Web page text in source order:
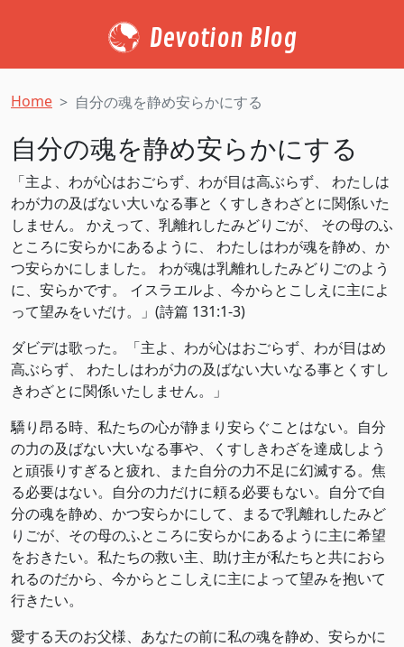
Devotion Blog
Home 自分の魂を静め安らかにする
自分の魂を静め安らかにする
「主よ、わが心はおごらず、わが目は高ぶらず、 わたしは
わが力の及ばない大いなる事と くすしきわざとに関係いた
しません。 かえって、乳離れしたみどりごが、 その母のふ
ところに安らかにあるように、 わたしはわが魂を静め、か
つ安らかにしました。 わが魂は乳離れしたみどりごのよう
に、安らかです。 イスラエルよ、今からとこしえに主によ
って望みをいだけ。」(‭‭詩篇‬ ‭131:1-3‬)
ダビデは歌った。「主よ、わが心はおごらず、わが目はめ
高ぶらず、 わたしはわが力の及ばない大いなる事とくすし
きわざとに関係いたしません。」
驕り昂る時、私たちの心が静まり安らぐことはない。自分
の力の及ばない大いなる事や、くすしきわざを達成しよう
と頑張りすぎると疲れ、また自分の力不足に幻滅する。焦
る必要はない。自分の力だけに頼る必要もない。自分で自
分の魂を静め、かつ安らかにして、まるで乳離れしたみど
りごが、その母のふところに安らかにあるように主に希望
をおきたい。私たちの救い主、助け主が私たちと共におら
れるのだから、今からとこしえに主によって望みを抱いて
行きたい。
愛する天のお父様、あなたの前に私の魂を静め、安らかに